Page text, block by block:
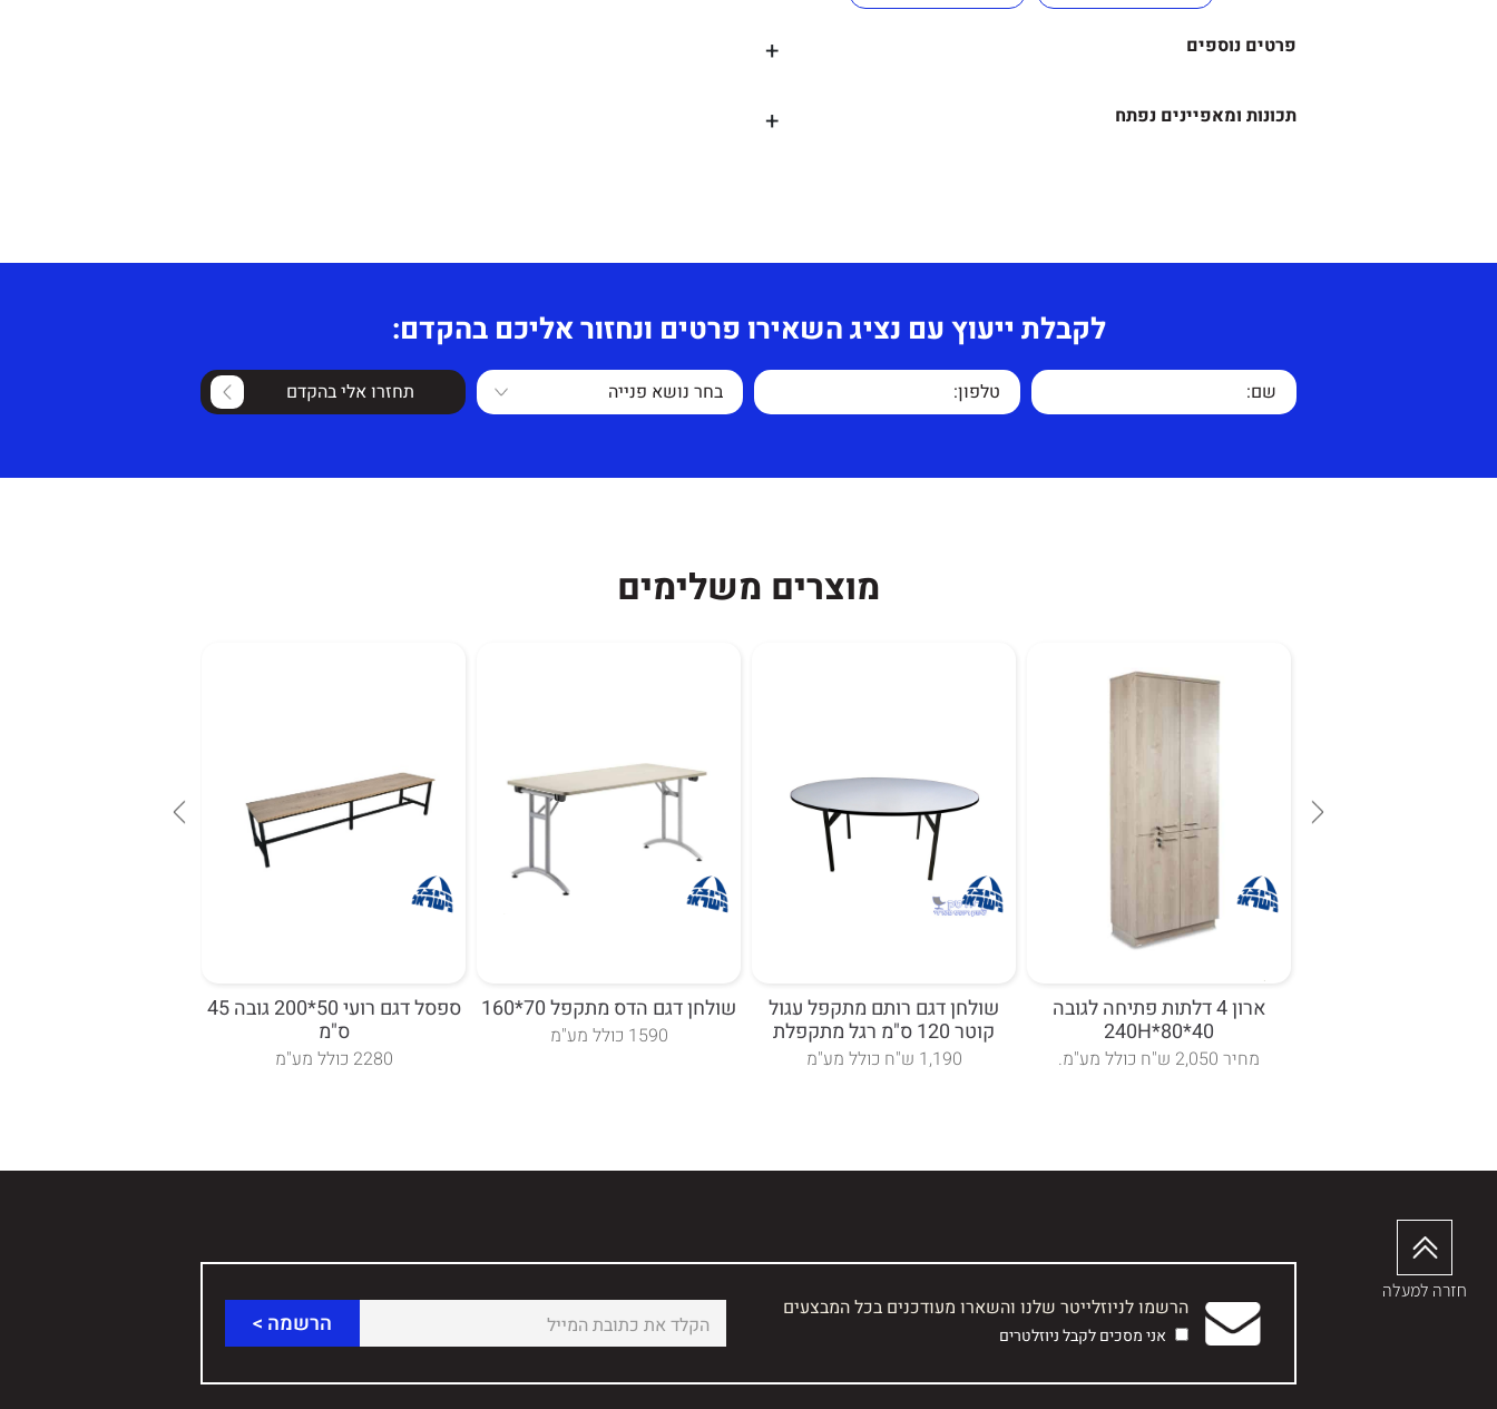
פרטים נוספים
+
המנעולים בתמונה להמחשה לא כלולים במחיר
המוצר אבל, ניתן
במידה ואין דרך להכניס את הכוורת מורכבת למשרד
תכונות ומאפיינים נפתח
+
ונגישה במשרד ולא תופסת נפח.
זמן אספקה 14 ימי עסקים.
שימוש לא סביר.
לקבלת ייעוץ עם נציג השאירו פרטים ונחזור אליכם בהקדם:
תחזרו אלי בהקדם
מוצרים משלימים
ארון 4 דלתות פתיחה לגובה
40*80*240H
מחיר 2,050 ש"ח כולל מע"מ.
שולחן דגם רותם מתקפל עגול
קוטר 120 ס"מ רגל מתקפלת
1,190 ש"ח כולל מע"מ
שולחן דגם הדס מתקפל 70*160
1590 כולל מע"מ
ספסל דגם רועי 50*200 גובה 45
ס"מ
2280 כולל מע"מ
חזרה למעלה
הרשמו לניוזלייטר שלנו והשארו מעודכנים בכל המבצעים
אני מסכים לקבל ניוזלטרים